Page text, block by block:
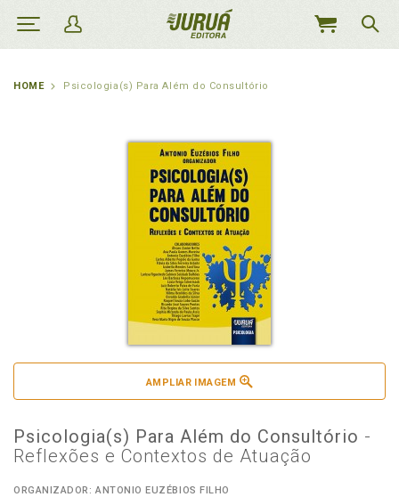
MEU
HOME Psicologia(s) Para Além do Consultório
AMPLIAR IMAGEM
Psicologia(s) Para Além do Consultório -
Reflexões e Contextos de Atuação
ORGANIZADOR: ANTONIO EUZÉBIOS FILHO